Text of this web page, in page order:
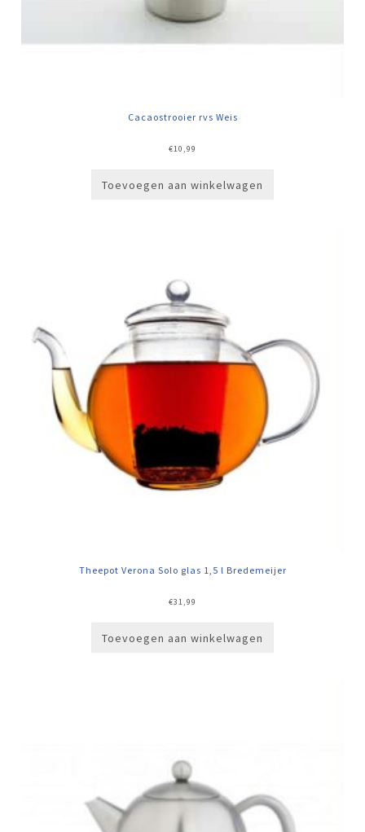
Cacaostrooier rvs Weis
€10,99
Toevoegen aan winkelwagen
Theepot Verona Solo glas 1,5 l Bredemeijer
€31,99
Toevoegen aan winkelwagen